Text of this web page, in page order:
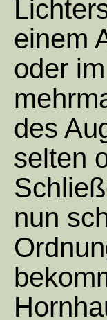
einem
oder
des
selten
nun